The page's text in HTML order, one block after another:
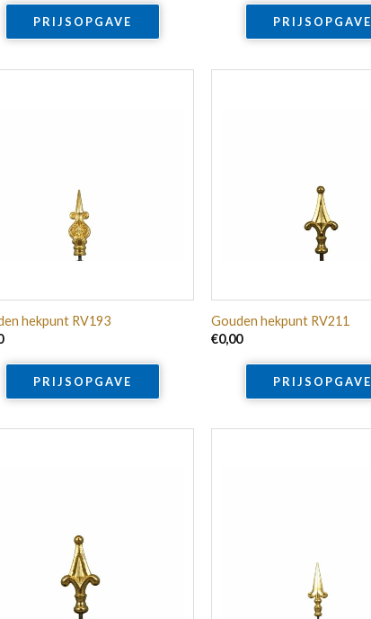
PRIJSOPGAVE PRIJSOPGAVE
hekpunt RV193
PRIJSOPGAVE
Gouden hekpunt RV211
€0,00
PRIJSOPGAVE